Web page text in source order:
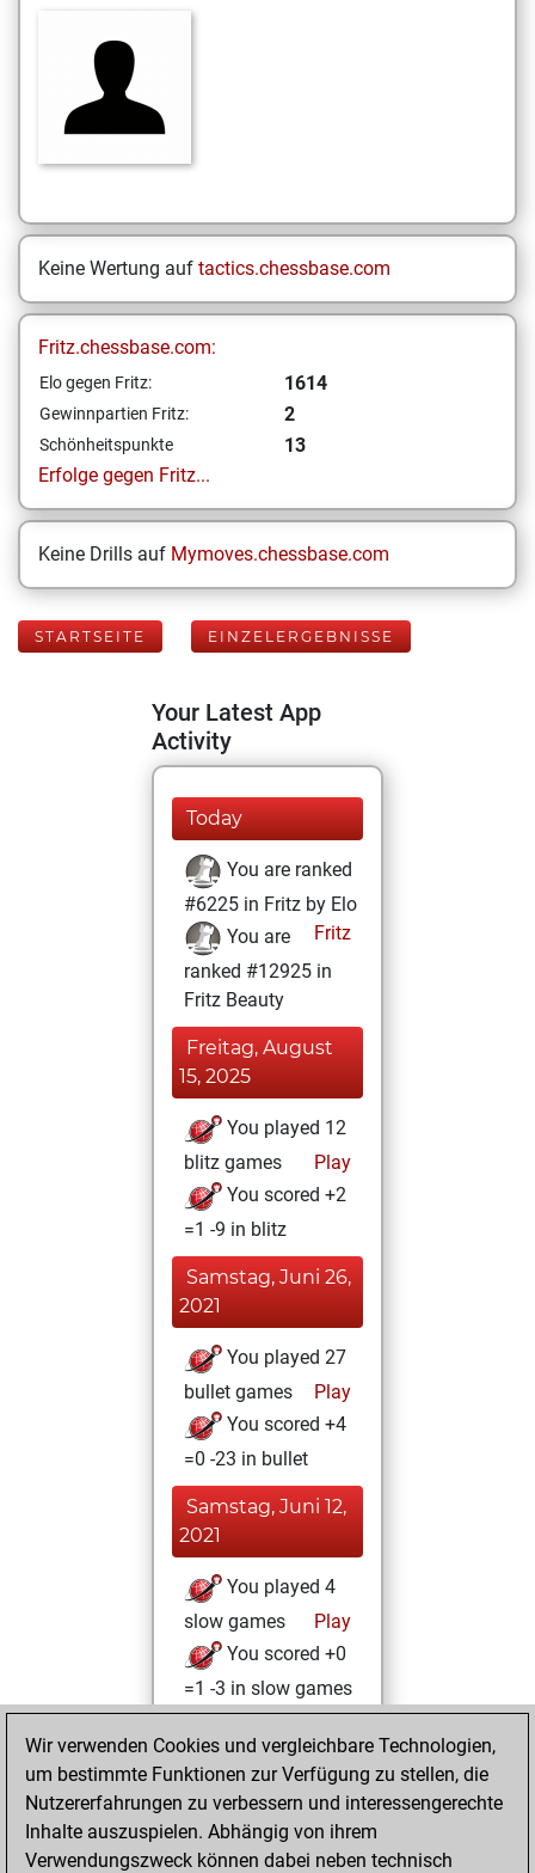
Keine Wertung auf tactics.chessbase.com
Fritz.chessbase.com:
Elo gegen Fritz: 1614
Gewinnpartien Fritz: 2
Schönheitspunkte
13
Erfolge gegen Fritz...
Keine Drills auf Mymoves.chessbase.com
STARTSEITE EINZELERGEBNISSE
Your Latest App
Activity
Today
You are ranked
#6225 in Fritz by Elo
Fritz
You are
ranked #12925 in
Fritz Beauty
Freitag, August
15, 2025
You played 12
blitz games
Play
You scored +2
=1 -9 in blitz
Samstag, Juni 26,
2021
You played 27
bullet games
Play
You scored +4
=0 -23 in bullet
Samstag, Juni 12,
2021
You played 4
slow games
Play
You scored +0
=1 -3 in slow games
Donnerstag,
Januar 7, 2021
You won
against Fritz
Fritz
Wir verwenden Cookies und vergleichbare Technologien,
um bestimmte Funktionen zur Verfügung zu stellen, die
Nutzererfahrungen zu verbessern und interessengerechte
Inhalte auszuspielen. Abhängig von ihrem
Verwendungszweck können dabei neben technisch